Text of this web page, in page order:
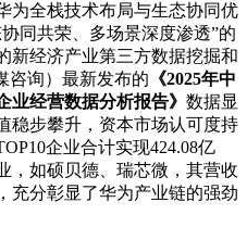
为全栈技术布局与生态协同优
同共荣、多场景深度渗透”的
新经济产业第三方数据挖掘和
咨询）最新发布的 《2025年中
业经营数据分析报告》 数据显
稳步攀升，资本市场认可度持
企业合计实现424.08亿
，如硕贝德、瑞芯微，其营收
充分彰显了华为产业链的强劲